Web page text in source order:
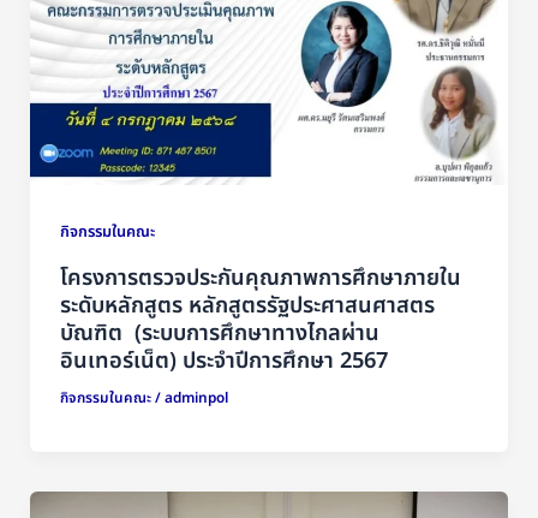
กิจกรรมในคณะ
โครงการตรวจประกันคุณภาพการศึกษาภายใน
ระดับหลักสูตร หลักสูตรรัฐประศาสนศาสตร
บัณฑิต (ระบบการศึกษาทางไกลผ่าน
อินเทอร์เน็ต) ประจำปีการศึกษา 2567
กิจกรรมในคณะ/adminpol